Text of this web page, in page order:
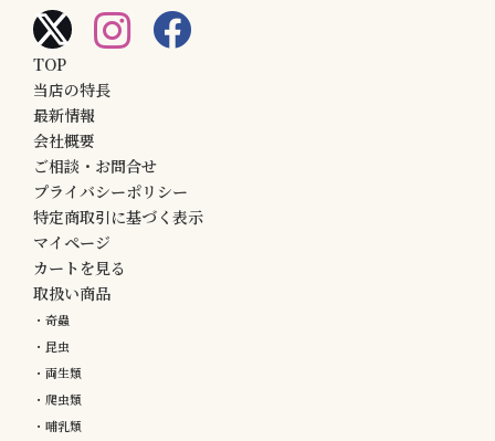
TOP
当店の特長
最新情報
会社概要
ご相談・お問合せ
プライバシーポリシー
特定商取引に基づく表示
マイページ
カートを見る
取扱い商品
・奇蟲
・昆虫
・両生類
・爬虫類
・哺乳類